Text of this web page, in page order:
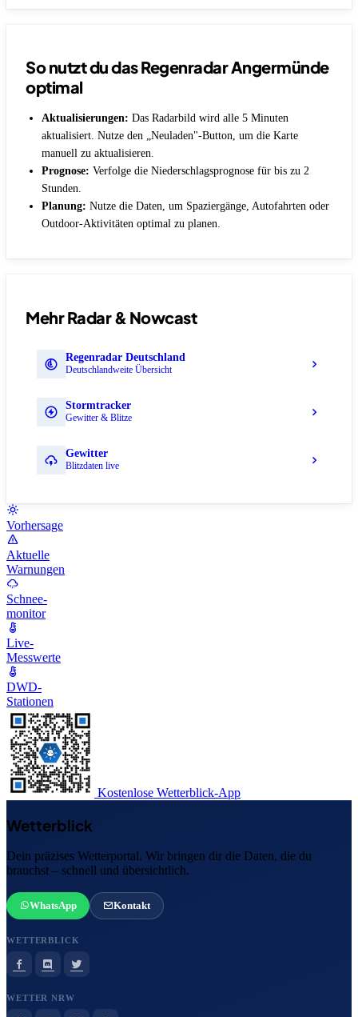
So nutzt du das Regenradar Angermünde
optimal
Aktualisierungen: Das Radarbild wird alle 5 Minuten
aktualisiert. Nutze den „Neuladen"-Button, um die Karte
manuell zu aktualisieren.
Prognose: Verfolge die Niederschlagsprognose für bis zu 2
Stunden.
Planung: Nutze die Daten, um Spaziergänge, Autofahrten oder
Outdoor-Aktivitäten optimal zu planen.
Mehr Radar & Nowcast
Regenradar Deutschland
Deutschlandweite Übersicht
Stormtracker
Gewitter & Blitze
Gewitter
Blitzdaten live
Vorhersage
Aktuelle
Warnungen
Schnee-
monitor
Live-
Messwerte
DWD-
Stationen
Kostenlose Wetterblick-App
Wetterblick
Dein präzises Wetterportal. Wir bringen dir die Daten, die du
brauchst – schnell und übersichtlich.
WhatsApp Kontakt
WETTERBLICK
WETTER NRW